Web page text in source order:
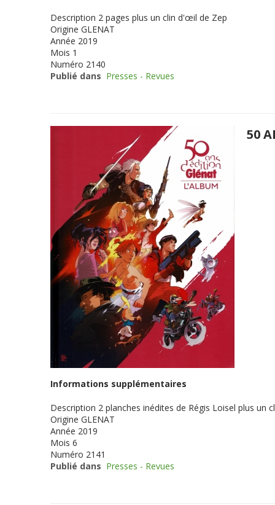
Description 2 pages plus un clin d'œil de Zep
Origine GLENAT
Année 2019
Mois 1
Numéro 2140
Publié dans Presses - Revues
50
Informations supplémentaires
Description 2 planches inédites de Régis Loisel plus
Origine GLENAT
Année 2019
Mois 6
Numéro 2141
Publié dans Presses - Revues